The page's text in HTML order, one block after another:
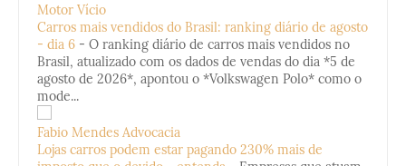
Motor Vício
Carros mais vendidos do Brasil: ranking diário de agosto
- dia 6 - O ranking diário de carros mais vendidos no
Brasil, atualizado com os dados de vendas do dia *5 de
agosto de 2026*, apontou o *Volkswagen Polo* como o
mode...
Fabio Mendes Advocacia
Lojas carros podem estar pagando 230% mais de